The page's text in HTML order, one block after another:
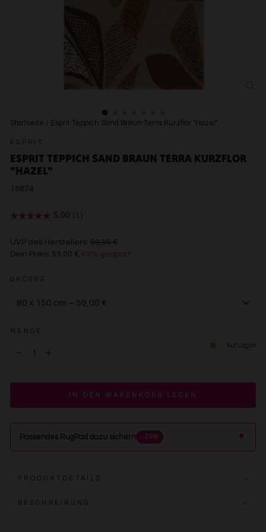
Startseite / Esprit Teppich Sand Braun Terra Kurzflor "Hazel"
ESPRIT
ESPRIT TEPPICH SAND BRAUN TERRA KURZFLOR
"HAZEL"
18874
UVP des Herstellers: 99,00 €€99,00
Dein Preis: 59,00 € 40% gespart
GRÖSSE
MENGE
Auf Lager
IN DEN WARENKORB LEGEN
Passendes RugPad dazu sichern −20% ▲
PRODUKTDETAILS
BESCHREIBUNG